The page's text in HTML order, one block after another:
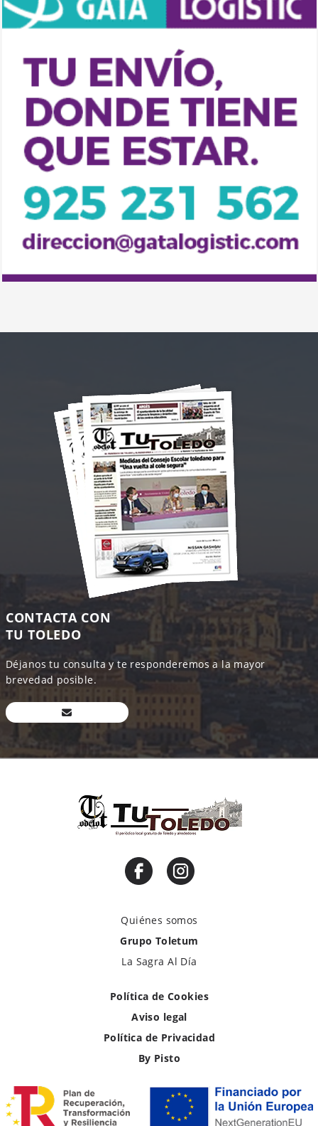
CONTACTA CON
TU TOLEDO
Déjanos tu consulta y te responderemos a la mayor
brevedad posible.
Quiénes somos
Grupo Toletum
La Sagra Al Día
Política de Cookies
Aviso legal
Política de Privacidad
By Pisto